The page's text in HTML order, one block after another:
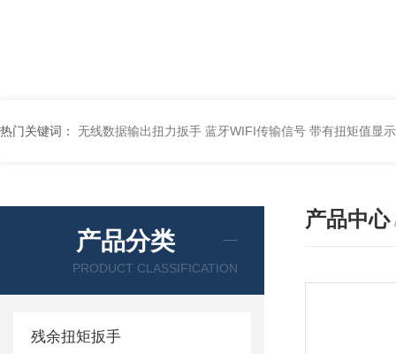
热门关键词： 无线数据输出扭力扳手 蓝牙WIFI传输信号 带有扭矩值显
产品分类
PRODUCT CLASSIFICATION
残余扭矩扳手
产品中心